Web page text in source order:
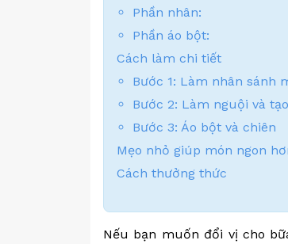
Phần nhân:
Phần áo bột:
Cách làm chi tiết
Bước 1: Làm nhân sánh
Bước 2: Làm nguội và
Bước 3: Áo bột và chiên
Mẹo nhỏ giúp món ngon
Cách thưởng thức
Nếu bạn muốn đổi vị cho